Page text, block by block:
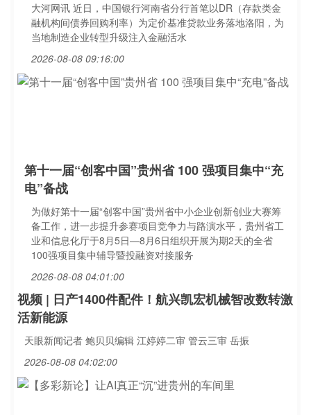
大河网讯 近日，中国银行河南省分行首笔以DR（存款类金
融机构间债券回购利率）为定价基准贷款业务落地洛阳，为
当地制造企业转型升级注入金融活水
2026-08-08 09:16:00
第十一届“创客中国”贵州省 100 强项目集中“充
电”备战
为做好第十一届“创客中国”贵州省中小企业创新创业大赛筹
备工作，进一步提升参赛项目竞争力与路演水平，贵州省工
业和信息化厅于8月5日—8月6日组织开展为期2天的全省
100强项目集中辅导暨投融资对接服务
2026-08-08 04:01:00
视频 | 日产1400件配件！航兴凯宏机械智改数转激
活新能源
天眼新闻记者 鲍贝贝编辑 江婷婷二审 管云三审 岳振
2026-08-08 04:02:00